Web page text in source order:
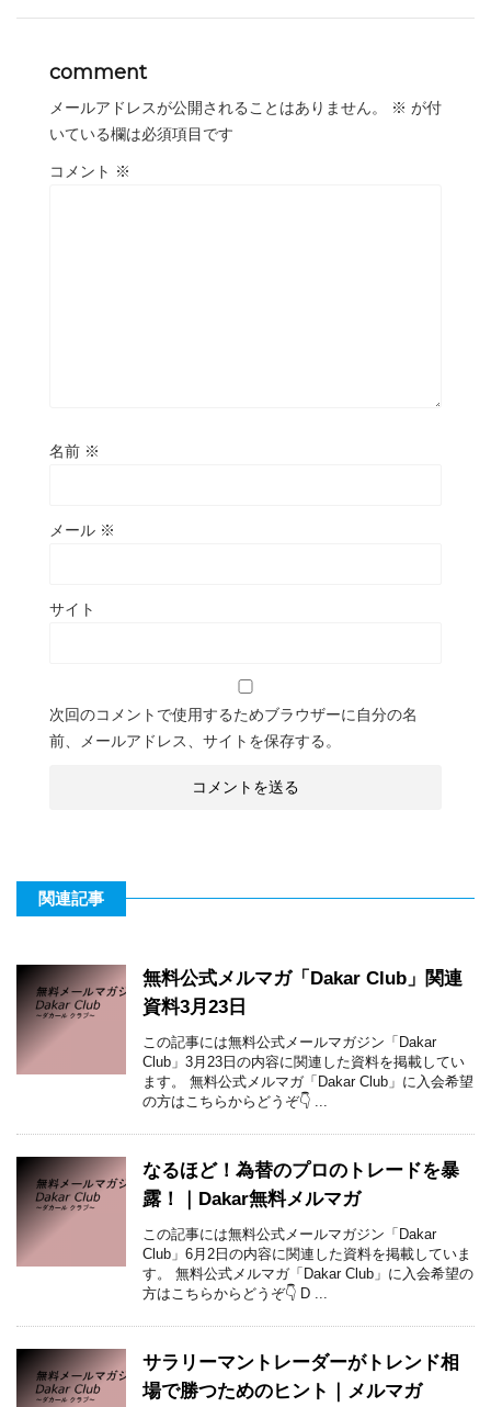
comment
メールアドレスが公開されることはありません。 ※ が付
いている欄は必須項目です
コメント ※
名前 ※
メール ※
サイト
次回のコメントで使用するためブラウザーに自分の名
前、メールアドレス、サイトを保存する。
関連記事
無料公式メルマガ「Dakar Club」関連
資料3月23日
この記事には無料公式メールマガジン「Dakar
Club」3月23日の内容に関連した資料を掲載してい
ます。 無料公式メルマガ「Dakar Club」に入会希望
の方はこちらからどうぞ👇 ...
なるほど！為替のプロのトレードを暴
露！｜Dakar無料メルマガ
この記事には無料公式メールマガジン「Dakar
Club」6月2日の内容に関連した資料を掲載していま
す。 無料公式メルマガ「Dakar Club」に入会希望の
方はこちらからどうぞ👇 D ...
サラリーマントレーダーがトレンド相
場で勝つためのヒント｜メルマガ